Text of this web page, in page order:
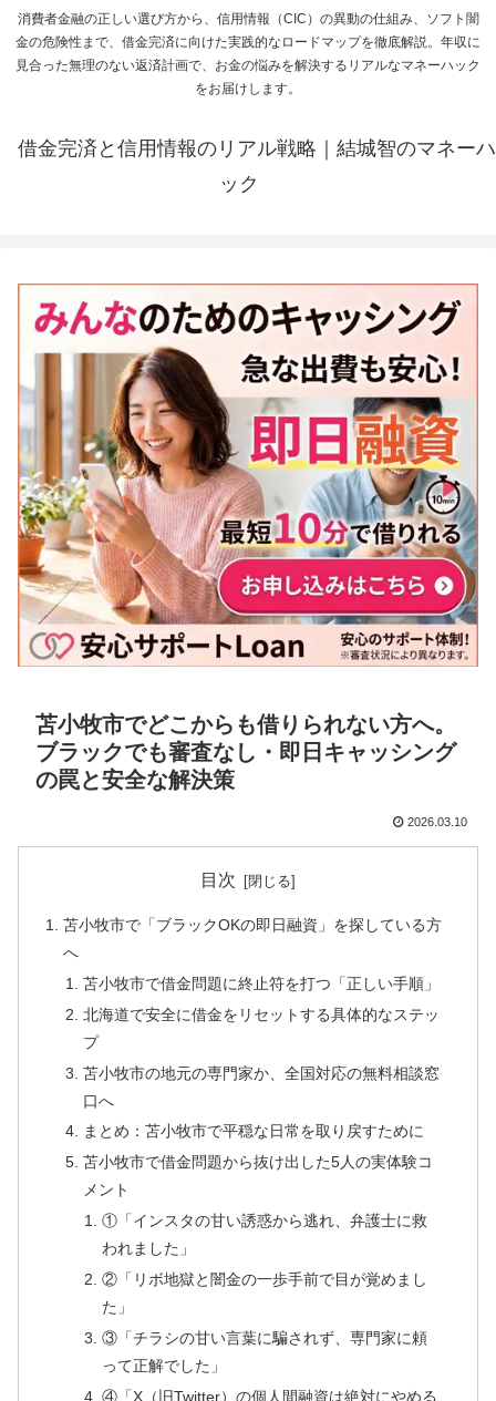
消費者金融の正しい選び方から、信用情報（CIC）の異動の仕組み、ソフト闇
金の危険性まで、借金完済に向けた実践的なロードマップを徹底解説。年収に
見合った無理のない返済計画で、お金の悩みを解決するリアルなマネーハック
をお届けします。
借金完済と信用情報のリアル戦略｜結城智のマネーハ
ック
苫小牧市でどこからも借りられない方へ。
ブラックでも審査なし・即日キャッシング
の罠と安全な解決策
2026.03.10
目次
苫小牧市で「ブラックOKの即日融資」を探している方
へ
苫小牧市で借金問題に終止符を打つ「正しい手順」
北海道で安全に借金をリセットする具体的なステッ
プ
苫小牧市の地元の専門家か、全国対応の無料相談窓
口へ
まとめ：苫小牧市で平穏な日常を取り戻すために
苫小牧市で借金問題から抜け出した5人の実体験コ
メント
①「インスタの甘い誘惑から逃れ、弁護士に救
われました」
②「リボ地獄と闇金の一歩手前で目が覚めまし
た」
③「チラシの甘い言葉に騙されず、専門家に頼
って正解でした」
④「X（旧Twitter）の個人間融資は絶対にやめる